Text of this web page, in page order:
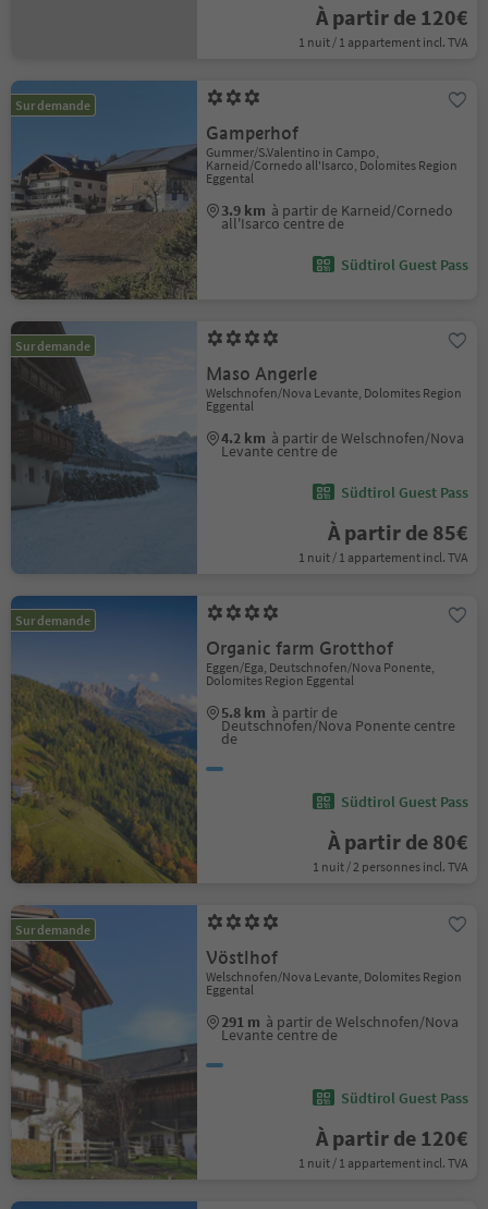
À partir de 120€
1 nuit / 1 appartement incl. TVA
Sur demande
Gamperhof
Gummer/S.Valentino in Campo,
Karneid/Cornedo all'Isarco, Dolomites Region
Eggental
3.9 km à partir de Karneid/Cornedo
all'Isarco centre de
Südtirol Guest Pass
Sur demande
Maso Angerle
Welschnofen/Nova Levante, Dolomites Region
Eggental
4.2 km à partir de Welschnofen/Nova
Levante centre de
Südtirol Guest Pass
À partir de 85€
1 nuit / 1 appartement incl. TVA
Sur demande
Organic farm Grotthof
Eggen/Ega, Deutschnofen/Nova Ponente,
Dolomites Region Eggental
5.8 km à partir de
Deutschnofen/Nova Ponente centre
de
Südtirol Guest Pass
À partir de 80€
1 nuit / 2 personnes incl. TVA
Sur demande
Vöstlhof
Welschnofen/Nova Levante, Dolomites Region
Eggental
291 m à partir de Welschnofen/Nova
Levante centre de
Südtirol Guest Pass
À partir de 120€
1 nuit / 1 appartement incl. TVA